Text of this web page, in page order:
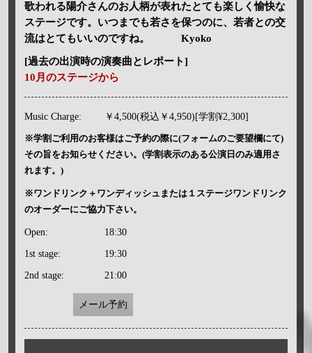
歌われる陽介さんのお人柄が表れたとても楽しく愉快な
ステージです。いつまでも若さを保つのに、若者との交
流はとてもいいのですね。 Kyoko
[過去の出演時の演奏曲とレポート]
10月のステージから
Music Charge: ￥4,500(税込￥4,950)[学割¥2,300]
※学割ご利用のお客様はご予約の際に(フォームのご要望欄にて)
その旨をお知らせください。(学割表示のある公演日のみ適用さ
れます。)
※ワンドリンク＋ワンディッシュまたは１ステージワンドリンク
のオーダーにご協力下さい。
Open: 18:30
1st stage: 19:30
2nd stage: 21:00
メール予約